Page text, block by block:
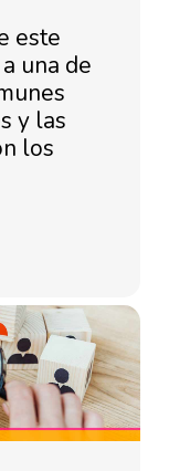
este
una de
y las
los